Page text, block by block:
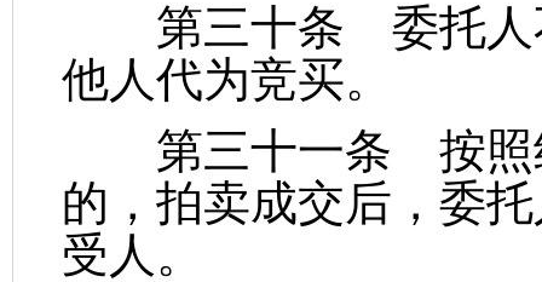
第三十条 委托人
他人代为竞买。
第三十一条 按照
的，拍卖成交后，委
受人。